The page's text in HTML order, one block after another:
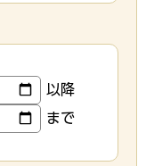
以降
まで